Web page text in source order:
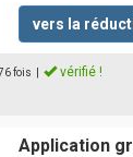
vers la
fois vérifié !
Application